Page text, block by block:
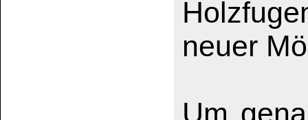
Dank der
FugenPlast
kann die